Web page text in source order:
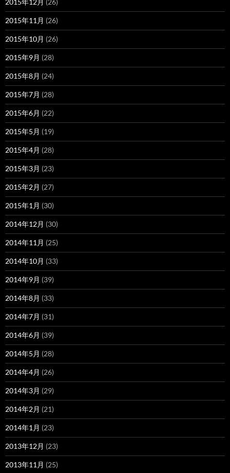
2015年12月 (26)
2015年11月 (26)
2015年10月 (26)
2015年9月 (28)
2015年8月 (24)
2015年7月 (28)
2015年6月 (22)
2015年5月 (19)
2015年4月 (28)
2015年3月 (23)
2015年2月 (27)
2015年1月 (30)
2014年12月 (30)
2014年11月 (25)
2014年10月 (33)
2014年9月 (39)
2014年8月 (33)
2014年7月 (31)
2014年6月 (39)
2014年5月 (28)
2014年4月 (26)
2014年3月 (29)
2014年2月 (21)
2014年1月 (23)
2013年12月 (23)
2013年11月 (25)